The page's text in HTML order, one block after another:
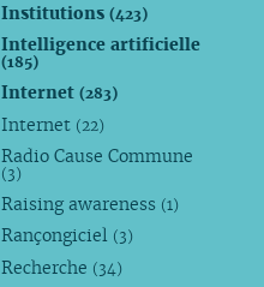
Institutions(423)
Intelligence artificielle
(185)
Internet(283)
Internet (22)
Radio Cause Commune
(3)
Raising awareness (1)
Rançongiciel (3)
Recherche (34)